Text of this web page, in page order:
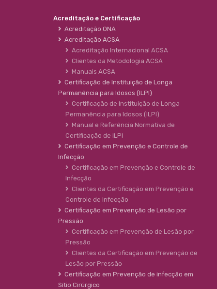
Acreditação e Certificação
Acreditação ONA
Acreditação ACSA
Acreditação Internacional ACSA
Clientes da Metodologia ACSA
Manuais ACSA
Certificação de Instituição de Longa
Permanência para Idosos (ILPI)
Certificação de Instituição de Longa
Permanência para Idosos (ILPI)
Manual e Referência Normativa de
Certificação de ILPI
Certificação em Prevenção e Controle de
Infecção
Certificação em Prevenção e Controle de
Infecção
Clientes da Certificação em Prevenção e
Controle de Infecção
Certificação em Prevenção de Lesão por
Pressão
Certificação em Prevenção de Lesão por
Pressão
Clientes da Certificação em Prevenção de
Lesão por Pressão
Certificação em Prevenção de infecção em
Sítio Cirúrgico